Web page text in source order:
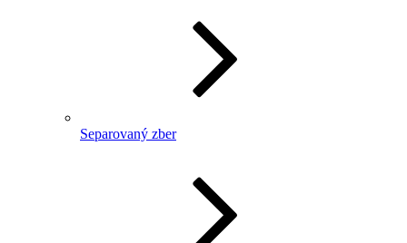
Separovaný zber